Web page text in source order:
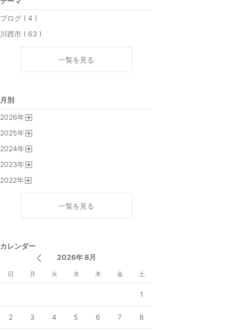
ブログ ( 4 )
川西市 ( 63 )
一覧を見る
月別
2026年
2025年
2024年
2023年
2022年
一覧を見る
カレンダー
2026年 8月
日 月 火 水 木 金 土
1
2 3 4 5 6 7 8